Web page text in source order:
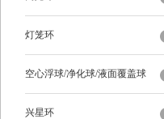
灯笼环
空心浮球/净化球/液面覆盖球
兴星环